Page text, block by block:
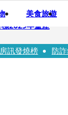
美食旅遊
2029年量產
母徐莉玲風暴
房訊發燒榜 防